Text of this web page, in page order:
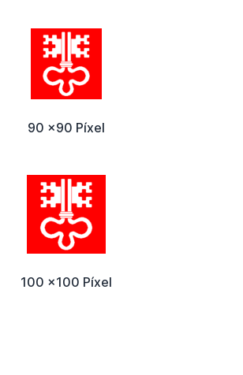
90 x90 Píxel
100 x100 Píxel